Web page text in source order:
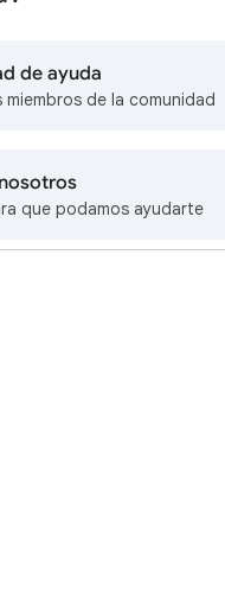
de ayuda
de la comunidad
que podamos ayudarte